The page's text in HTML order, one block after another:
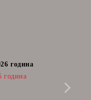
година
година